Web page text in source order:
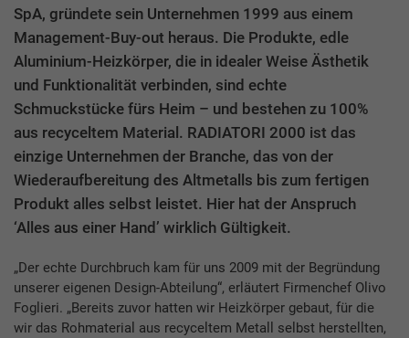
SpA, gründete sein Unternehmen 1999 aus einem
Management-Buy-out heraus. Die Produkte, edle
Aluminium-Heizkörper, die in idealer Weise Ästhetik
und Funktionalität verbinden, sind echte
Schmuckstücke fürs Heim – und bestehen zu 100%
aus recyceltem Material. RADIATORI 2000 ist das
einzige Unternehmen der Branche, das von der
Wiederaufbereitung des Altmetalls bis zum fertigen
Produkt alles selbst leistet. Hier hat der Anspruch
‘Alles aus einer Hand’ wirklich Gültigkeit.
„Der echte Durchbruch kam für uns 2009 mit der Begründung
unserer eigenen Design-Abteilung“, erläutert Firmenchef Olivo
Foglieri. „Bereits zuvor hatten wir Heizkörper gebaut, für die
wir das Rohmaterial aus recyceltem Metall selbst herstellten,